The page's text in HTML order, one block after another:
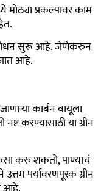
मोठ्या प्रकल्पावर काम
संशोधन सुरू आहे. जेणेकरुन
आहे.
कार्बन वायूला
करण्यासाठी या ग्रीन
करु शकतो, पाण्याचं
पर्यावरणपूरक ग्रीन